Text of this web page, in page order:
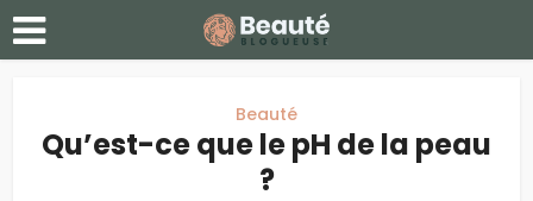
Beauté
Qu’est-ce que le pH de la peau
?